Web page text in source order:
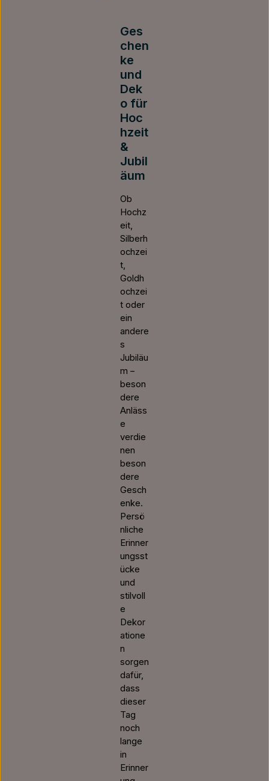
Ges
chen
ke
und
Dek
o für
Hoc
hzeit
&
Jubil
äum
Ob
Hochz
eit,
Silberh
ochzei
t,
Goldh
ochzei
t oder
ein
andere
s
Jubiläu
m –
beson
dere
Anläss
e
verdie
nen
beson
dere
Gesch
enke.
Persö
nliche
Erinner
ungsst
ücke
und
stilvoll
e
Dekor
atione
n
sorgen
dafür,
dass
dieser
Tag
noch
lange
in
Erinner